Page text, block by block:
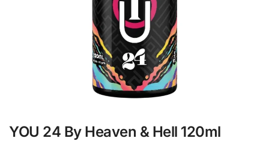
YOU 24 By Heaven & Hell 120ml